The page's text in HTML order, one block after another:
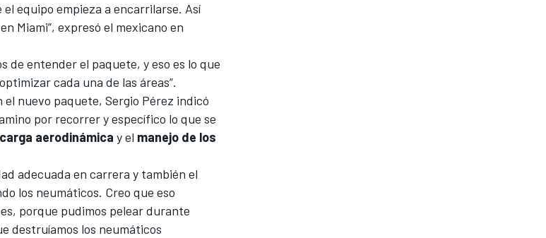
equipo empieza a encarrilarse. Así
Miami”, expresó el mexicano en
de entender el paquete, y eso es lo que
cada una de las áreas”.
nuevo paquete, Sergio Pérez indicó
por recorrer y específico lo que se
carga aerodinámica y el manejo de los
adecuada en carrera y también el
los neumáticos. Creo que eso
porque pudimos pelear durante
destruíamos los neumáticos